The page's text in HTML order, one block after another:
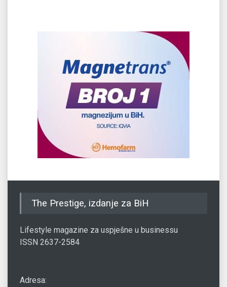
The Prestige, izdanje za BiH
Lifestyle magazine za uspješne u businessu
ISSN 2637-2584
Adresa: